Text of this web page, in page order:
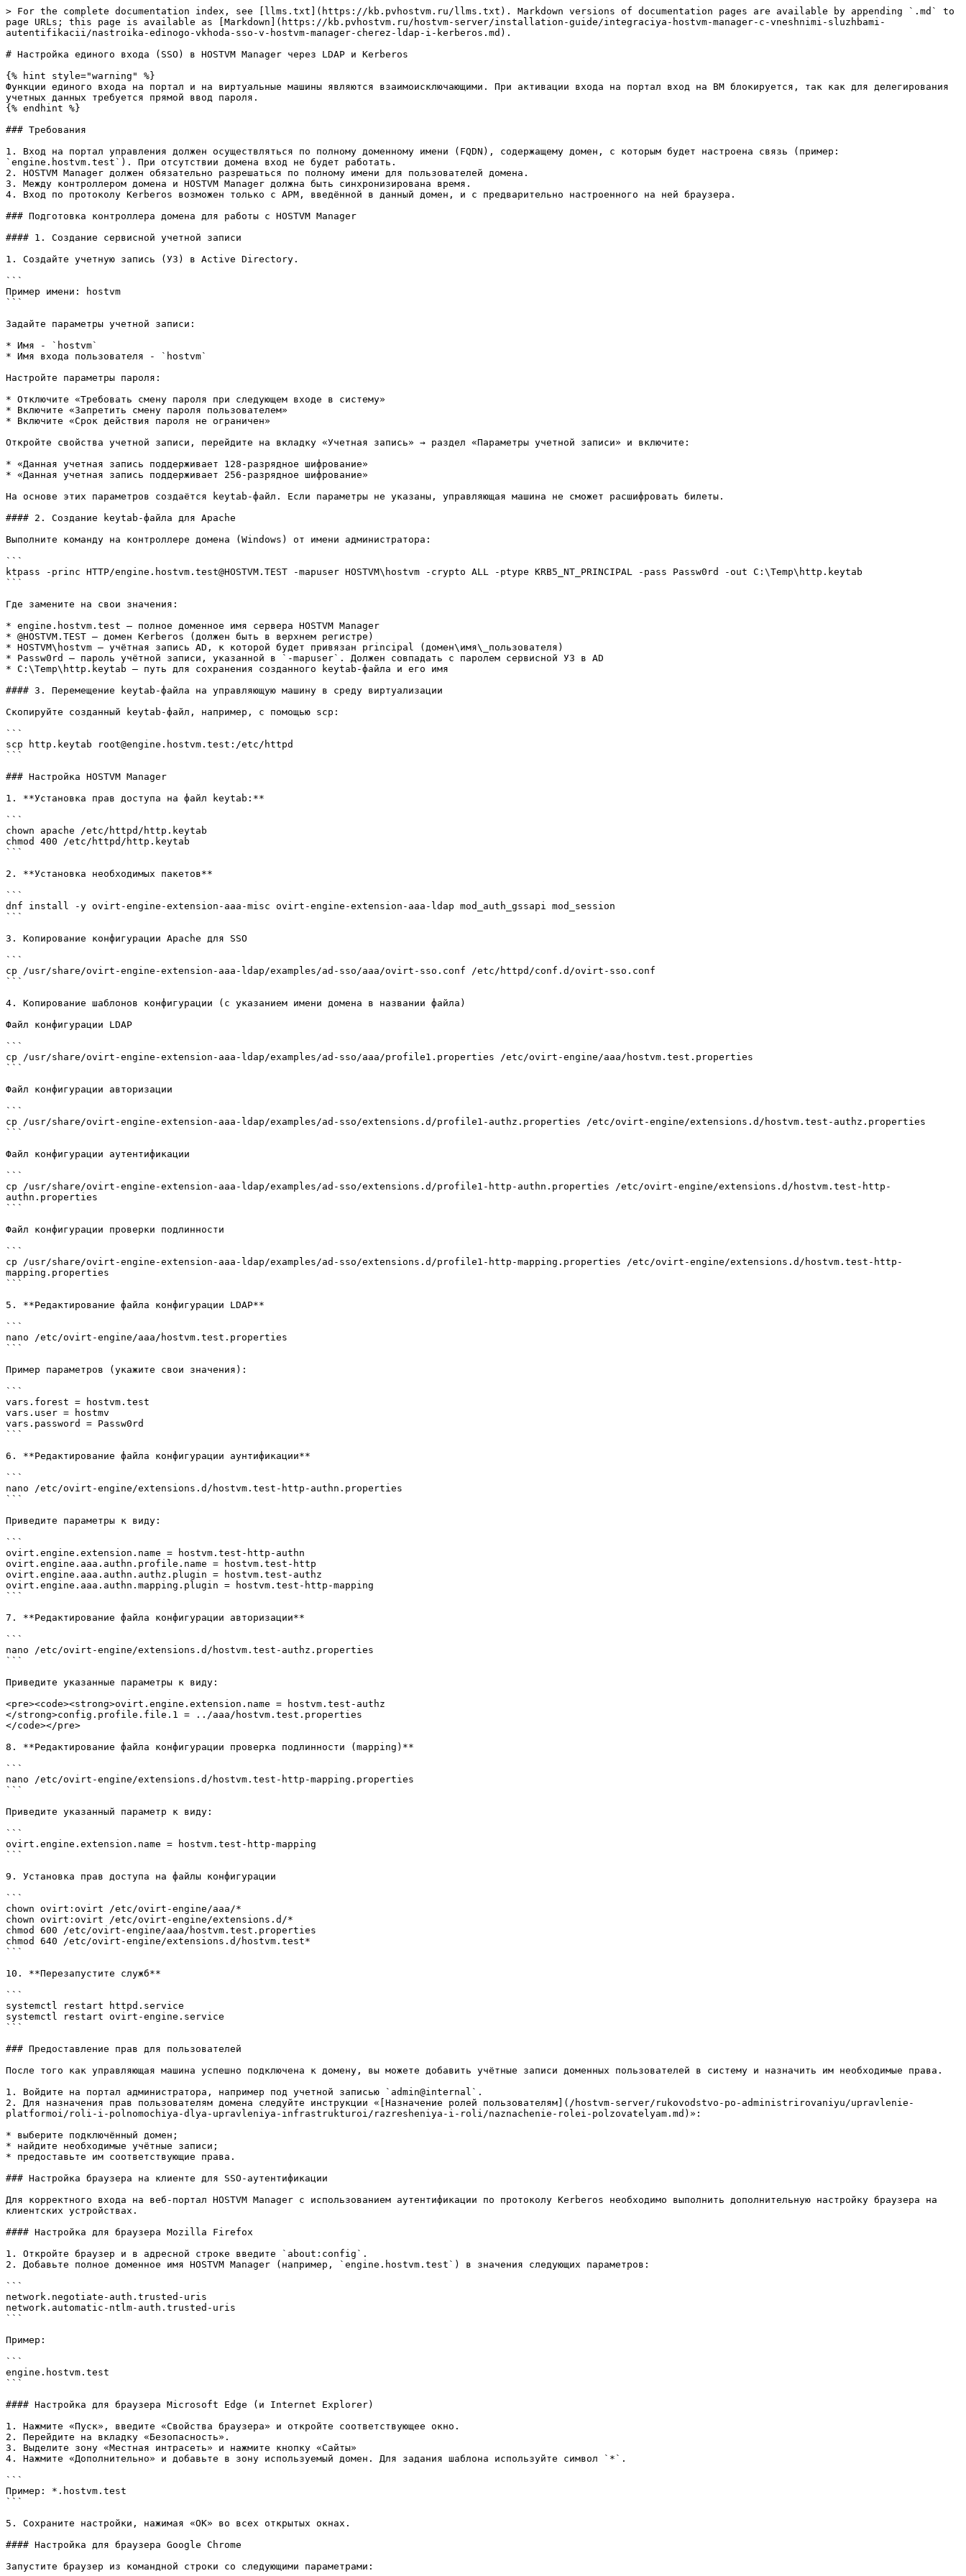
> For the complete documentation index, see [llms.txt](https://kb.pvhostvm.ru/llms.txt). Markdown versions of documentation pages are available by appending `.md` to
page URLs; this page is available as [Markdown](https://kb.pvhostvm.ru/hostvm-server/installation-guide/integraciya-hostvm-manager-c-vneshnimi-sluzhbami-
autentifikacii/nastroika-edinogo-vkhoda-sso-v-hostvm-manager-cherez-ldap-i-kerberos.md).
# Настройка единого входа (SSO) в HOSTVM Manager через LDAP и Kerberos
{% hint style="warning" %}
Функции единого входа на портал и на виртуальные машины являются взаимоисключающими. При активации входа на портал вход на ВМ блокируется, так как для делегирования
учетных данных требуется прямой ввод пароля.
{% endhint %}
### Требования
1. Вход на портал управления должен осуществляться по полному доменному имени (FQDN), содержащему домен, с которым будет настроена связь (пример:
`engine.hostvm.test`). При отсутствии домена вход не будет работать.
2. HOSTVM Manager должен обязательно разрешаться по полному имени для пользователей домена.
3. Между контроллером домена и HOSTVM Manager должна быть синхронизирована время.
4. Вход по протоколу Kerberos возможен только с АРМ, введённой в данный домен, и с предварительно настроенного на ней браузера.
### Подготовка контроллера домена для работы с HOSTVM Manager
#### 1. Создание сервисной учетной записи
1. Создайте учетную запись (УЗ) в Active Directory.
```
Пример имени: hostvm
```
Задайте параметры учетной записи:
* Имя - `hostvm`
* Имя входа пользователя - `hostvm`
Настройте параметры пароля:
* Отключите «Требовать смену пароля при следующем входе в систему»
* Включите «Запретить смену пароля пользователем»
* Включите «Срок действия пароля не ограничен»
Откройте свойства учетной записи, перейдите на вкладку «Учетная запись» → раздел «Параметры учетной записи» и включите:
* «Данная учетная запись поддерживает 128-разрядное шифрование»
* «Данная учетная запись поддерживает 256-разрядное шифрование»
На основе этих параметров создаётся keytab-файл. Если параметры не указаны, управляющая машина не сможет расшифровать билеты.
#### 2. Создание keytab-файла для Apache
Выполните команду на контроллере домена (Windows) от имени администратора:
```
ktpass -princ HTTP/engine.hostvm.test@HOSTVM.TEST -mapuser HOSTVM\hostvm -crypto ALL -ptype KRB5_NT_PRINCIPAL -pass Passw0rd -out C:\Temp\http.keytab
```
Где замените на свои значения:
* engine.hostvm.test — полное доменное имя сервера HOSTVM Manager
* @HOSTVM.TEST — домен Kerberos (должен быть в верхнем регистре)
* HOSTVM\hostvm — учётная запись AD, к которой будет привязан principal (домен\имя\_пользователя)
* Passw0rd — пароль учётной записи, указанной в `-mapuser`. Должен совпадать с паролем сервисной УЗ в AD
* C:\Temp\http.keytab — путь для сохранения созданного keytab-файла и его имя
#### 3. Перемещение keytab-файла на управляющую машину в среду виртуализации
Скопируйте созданный keytab-файл, например, с помощью scp:
```
scp http.keytab root@engine.hostvm.test:/etc/httpd
```
### Настройка HOSTVM Manager
1. **Установка прав доступа на файл keytab:**
```
chown apache /etc/httpd/http.keytab
chmod 400 /etc/httpd/http.keytab
```
2. **Установка необходимых пакетов**
```
dnf install -y ovirt-engine-extension-aaa-misc ovirt-engine-extension-aaa-ldap mod_auth_gssapi mod_session
```
3. Копирование конфигурации Apache для SSO
```
cp /usr/share/ovirt-engine-extension-aaa-ldap/examples/ad-sso/aaa/ovirt-sso.conf /etc/httpd/conf.d/ovirt-sso.conf
```
4. Копирование шаблонов конфигурации (с указанием имени домена в названии файла)
Файл конфигурации LDAP
```
cp /usr/share/ovirt-engine-extension-aaa-ldap/examples/ad-sso/aaa/profile1.properties /etc/ovirt-engine/aaa/hostvm.test.properties
```
Файл конфигурации авторизации
```
cp /usr/share/ovirt-engine-extension-aaa-ldap/examples/ad-sso/extensions.d/profile1-authz.properties /etc/ovirt-engine/extensions.d/hostvm.test-authz.properties
```
Файл конфигурации аутентификации
```
cp /usr/share/ovirt-engine-extension-aaa-ldap/examples/ad-sso/extensions.d/profile1-http-authn.properties /etc/ovirt-engine/extensions.d/hostvm.test-http-
authn.properties
```
Файл конфигурации проверки подлинности
```
cp /usr/share/ovirt-engine-extension-aaa-ldap/examples/ad-sso/extensions.d/profile1-http-mapping.properties /etc/ovirt-engine/extensions.d/hostvm.test-http-
mapping.properties
```
5. **Редактирование файла конфигурации LDAP**
```
nano /etc/ovirt-engine/aaa/hostvm.test.properties
```
Пример параметров (укажите свои значения):
```
vars.forest = hostvm.test
vars.user = hostmv
vars.password = Passw0rd
```
6. **Редактирование файла конфигурации аунтификации**
```
nano /etc/ovirt-engine/extensions.d/hostvm.test-http-authn.properties
```
Приведите параметры к виду:
```
ovirt.engine.extension.name = hostvm.test-http-authn
ovirt.engine.aaa.authn.profile.name = hostvm.test-http
ovirt.engine.aaa.authn.authz.plugin = hostvm.test-authz
ovirt.engine.aaa.authn.mapping.plugin = hostvm.test-http-mapping
```
7. **Редактирование файла конфигурации авторизации**
```
nano /etc/ovirt-engine/extensions.d/hostvm.test-authz.properties
```
Приведите указанные параметры к виду:
<pre><code><strong>ovirt.engine.extension.name = hostvm.test-authz
</strong>config.profile.file.1 = ../aaa/hostvm.test.properties
</code></pre>
8. **Редактирование файла конфигурации проверка подлинности (mapping)**
```
nano /etc/ovirt-engine/extensions.d/hostvm.test-http-mapping.properties
```
Приведите указанный параметр к виду:
```
ovirt.engine.extension.name = hostvm.test-http-mapping
```
9. Установка прав доступа на файлы конфигурации
```
chown ovirt:ovirt /etc/ovirt-engine/aaa/*
chown ovirt:ovirt /etc/ovirt-engine/extensions.d/*
chmod 600 /etc/ovirt-engine/aaa/hostvm.test.properties
chmod 640 /etc/ovirt-engine/extensions.d/hostvm.test*
```
10. **Перезапустите служб**
```
systemctl restart httpd.service
systemctl restart ovirt-engine.service
```
### Предоставление прав для пользователей
После того как управляющая машина успешно подключена к домену, вы можете добавить учётные записи доменных пользователей в систему и назначить им необходимые права.
1. Войдите на портал администратора, например под учетной записью `admin@internal`.
2. Для назначения прав пользователям домена следуйте инструкции «[Назначение ролей пользователям](/hostvm-server/rukovodstvo-po-administrirovaniyu/upravlenie-
platformoi/roli-i-polnomochiya-dlya-upravleniya-infrastrukturoi/razresheniya-i-roli/naznachenie-rolei-polzovatelyam.md)»:
* выберите подключённый домен;
* найдите необходимые учётные записи;
* предоставьте им соответствующие права.
### Настройка браузера на клиенте для SSO-аутентификации
Для корректного входа на веб-портал HOSTVM Manager с использованием аутентификации по протоколу Kerberos необходимо выполнить дополнительную настройку браузера на
клиентских устройствах.
#### Настройка для браузера Mozilla Firefox
1. Откройте браузер и в адресной строке введите `about:config`.
2. Добавьте полное доменное имя HOSTVM Manager (например, `engine.hostvm.test`) в значения следующих параметров:
```
network.negotiate-auth.trusted-uris
network.automatic-ntlm-auth.trusted-uris
```
Пример:
```
engine.hostvm.test
```
#### Настройка для браузера Microsoft Edge (и Internet Explorer)
1. Нажмите «Пуск», введите «Свойства браузера» и откройте соответствующее окно.
2. Перейдите на вкладку «Безопасность».
3. Выделите зону «Местная интрасеть» и нажмите кнопку «Сайты»
4. Нажмите «Дополнительно» и добавьте в зону используемый домен. Для задания шаблона используйте символ `*`.
```
Пример: *.hostvm.test
```
5. Сохраните настройки, нажимая «ОК» во всех открытых окнах.
#### Настройка для браузера Google Chrome
Запустите браузер из командной строки со следующими параметрами: